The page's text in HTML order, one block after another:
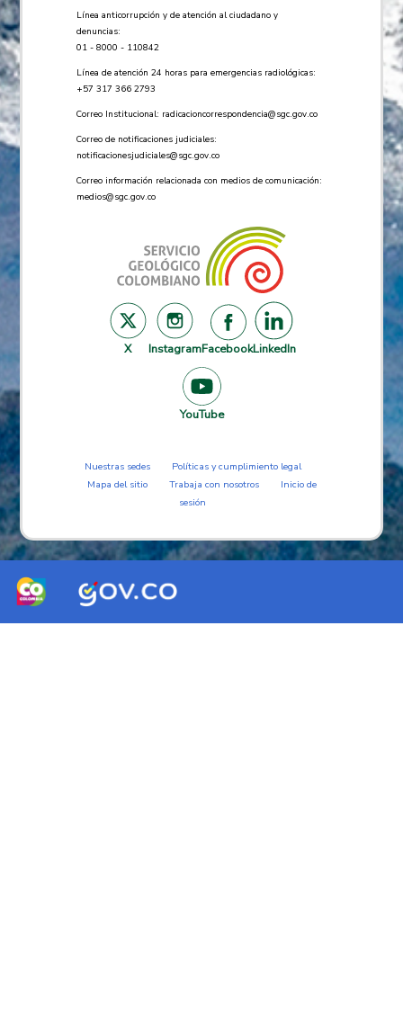
Línea anticorrupción y de atención al ciudadano y
denuncias:
01 - 8000 - 110842
Línea de atención 24 horas para emergencias radiológicas:
+57 ​317 366 2793
Correo Institucional: radicacioncorrespondencia@sgc.gov.co
Correo de notificaciones judiciales:
notificacionesjudiciales@sgc.gov.co
Correo información relacionada con medios de comunicación:
medios@sgc.gov.co
X InstagramFacebookLinkedIn
YouTube
Nuestras sedes
Políticas y cumplimiento legal
Mapa del sitio
Trabaja con nosotros
Inicio de
sesión